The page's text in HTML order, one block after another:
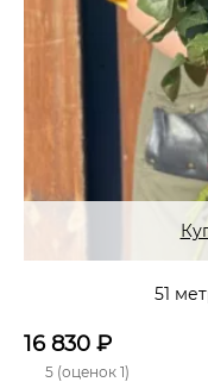
51
16 830 ₽
5 (оценок 1)